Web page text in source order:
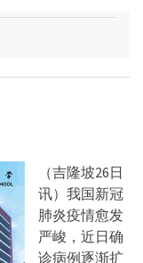
（吉隆坡26日
讯）我国新冠
肺炎疫情愈发
严峻，近日确
诊病例逐渐扩